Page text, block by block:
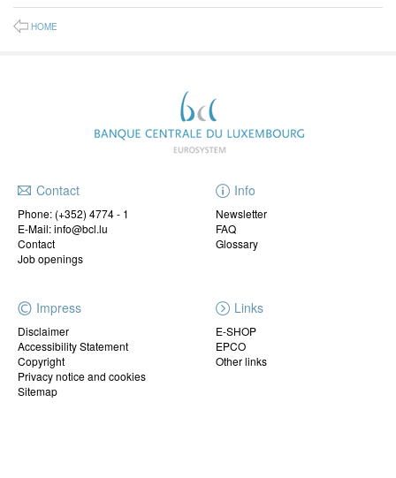
HOME
Contact
Phone: (+352) 4774 - 1
E-Mail: info@bcl.lu
Contact
Job openings
Info
Newsletter
FAQ
Glossary
Impress
Disclaimer
Accessibility Statement
Copyright
Privacy notice and cookies
Sitemap
Links
E-SHOP
EPCO
Other links